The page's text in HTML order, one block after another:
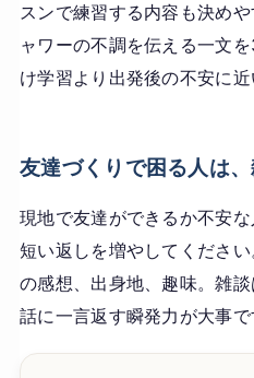
スンで練習する内容も決め
ャワーの不調を伝える一文
け学習より出発後の不安に近
友達づくりで困る人は
現地で友達ができるか不安な
短い返しを増やしてくださ
の感想、出身地、趣味。雑
話に一言返す瞬発力が大事で